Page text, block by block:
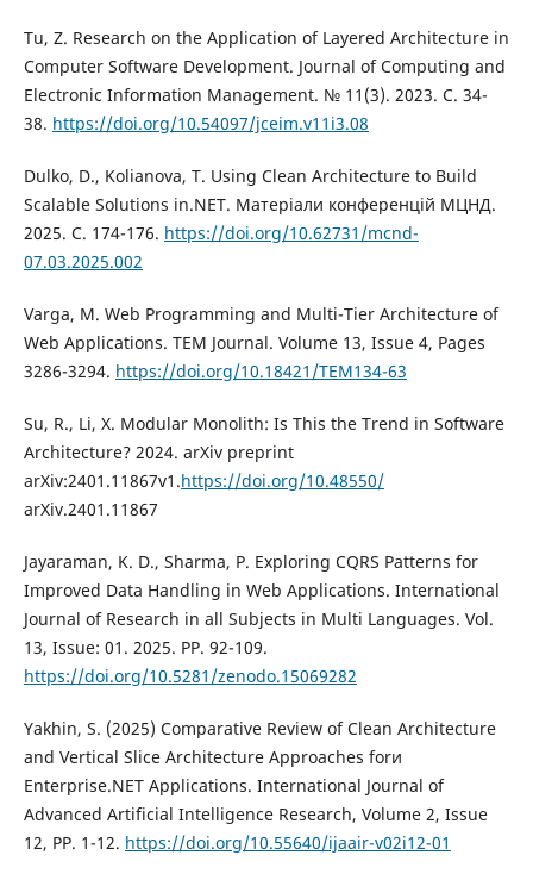
Tu, Z. Research on the Application of Layered Architecture in
Computer Software Development. Journal of Computing and
Electronic Information Management. № 11(3). 2023. С. 34-
38. https://doi.org/10.54097/jceim.v11i3.08
Dulko, D., Kolianova, T. Using Clean Architecture to Build
Scalable Solutions in.NET. Матеріали конференцій МЦНД.
2025. С. 174-176. https://doi.org/10.62731/mcnd-
07.03.2025.002
Varga, M. Web Programming and Multi-Tier Architecture of
Web Applications. TEM Journal. Volume 13, Issue 4, Pages
3286-3294. https://doi.org/10.18421/TEM134-63
Su, R., Li, X. Modular Monolith: Is This the Trend in Software
Architecture? 2024. arXiv preprint
arXiv:2401.11867v1.https://doi.org/10.48550/
arXiv.2401.11867
Jayaraman, K. D., Sharma, P. Exploring CQRS Patterns for
Improved Data Handling in Web Applications. International
Journal of Research in all Subjects in Multi Languages. Vol.
13, Issue: 01. 2025. PP. 92-109.
https://doi.org/10.5281/zenodo.15069282
Yakhin, S. (2025) Comparative Review of Clean Architecture
and Vertical Slice Architecture Approaches forи
Enterprise.NET Applications. International Journal of
Advanced Artificial Intelligence Research, Volume 2, Issue
12, PP. 1-12. https://doi.org/10.55640/ijaair-v02i12-01